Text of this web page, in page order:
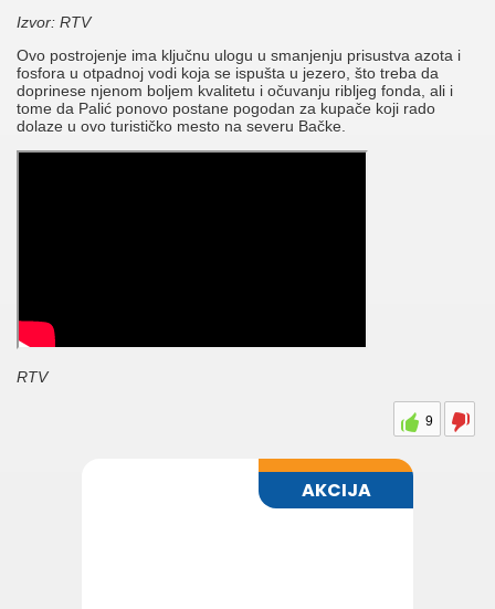
Izvor: RTV
Ovo postrojenje ima ključnu ulogu u smanjenju prisustva azota i
fosfora u otpadnoj vodi koja se ispušta u jezero, što treba da
doprinese njenom boljem kvalitetu i očuvanju ribljeg fonda, ali i
tome da Palić ponovo postane pogodan za kupače koji rado
dolaze u ovo turističko mesto na severu Bačke.
RTV
9